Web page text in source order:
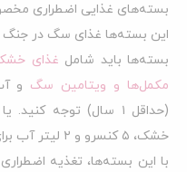
بسته‌های غذایی اضطراری
این بسته‌ها غذای سگ در جنگ
بسته‌ها باید شامل غذای
مکمل‌ها و ویتامین سگ و
خشک، ۵ کنسرو و ۲ لیتر آب برای یک هفته کافی است.
با این بسته‌ها، تغذیه